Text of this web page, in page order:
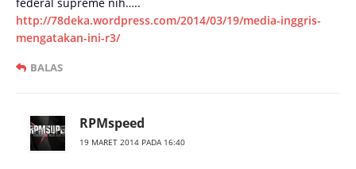
http://78deka.wordpress.com/2014/03/19/media-inggris-
mengatakan-ini-r3/
BALAS
RPMspeed
19 MARET 2014 PADA 16:40